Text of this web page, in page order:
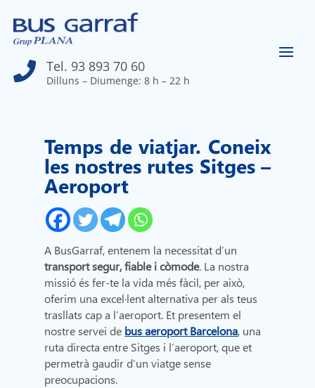
 Tel. 93 893 70 60
Dilluns – Diumenge: 8 h – 22 h
Temps de viatjar. Coneix
les nostres rutes Sitges –
Aeroport
A BusGarraf, entenem la necessitat d’un
transport segur, fiable i còmode. La nostra
missió és fer-te la vida més fàcil, per això,
oferim una excel·lent alternativa per als teus
trasllats cap a l’aeroport. Et presentem el
nostre servei de bus aeroport Barcelona, una
ruta directa entre Sitges i l’aeroport, que et
permetrà gaudir d’un viatge sense
preocupacions.